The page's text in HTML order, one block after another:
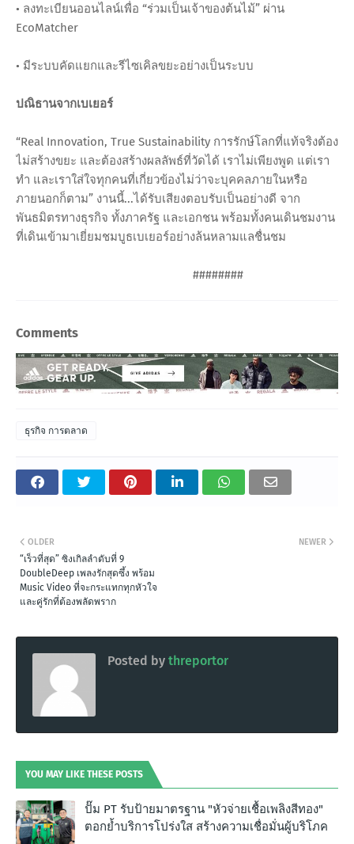
• ลงทะเบียนออนไลน์เพื่อ “ร่วมเป็นเจ้าของต้นไม้” ผ่าน
EcoMatcher
• มีระบบคัดแยกและรีไซเคิลขยะอย่างเป็นระบบ
ปณิธานจากเบเยอร์
“Real Innovation, True Sustainability การรักษ์โลกที่แท้จริงต้อง
ไม่สร้างขยะ และต้องสร้างผลลัพธ์ที่วัดได้ เราไม่เพียงพูด แต่เรา
ทำ และเราใส่ใจทุกคนที่เกี่ยวข้องไม่ว่าจะบุคคลภายในหรือ
ภายนอกก็ตาม” งานนี้...ได้รับเสียงตอบรับเป็นอย่างดี จาก
พันธมิตรทางธุรกิจ ทั้งภาครัฐ และเอกชน พร้อมทั้งคนเดินชมงาน
ที่เดินเข้ามาเยี่ยมชมบูธเบเยอร์อย่างล้นหลามแลชื่นชม
########
Comments
ธุรกิจ การตลาด
NEWER
OLDER
“เร็วที่สุด” ซิงเกิลลำดับที่ 9
DoubleDeep เพลงรักสุดซึ้ง พร้อม
Music Video ที่จะกระแทกทุกหัวใจ
และคู่รักที่ต้องพลัดพราก
Posted by threportor
YOU MAY LIKE THESE POSTS
ปั๊ม PT รับป้ายมาตรฐาน "หัวจ่ายเชื้อเพลิงสีทอง"
ตอกย้ำบริการโปร่งใส สร้างความเชื่อมั่นผู้บริโภค